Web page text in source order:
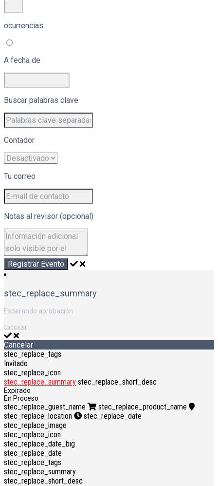
ocurrencias
A fecha de
Buscar palabras clave
Contador
Tu correo
Notas al revisor (opcional)
Registrar Evento
stec_replace_summary
Esperando aprobación
Cancelar
Cancelar
stec_replace_tags
Invitado
stec_replace_icon
stec_replace_summary stec_replace_short_desc
Expirado
En Proceso
stec_replace_guest_name
stec_replace_product_name
stec_replace_location
stec_replace_date
stec_replace_image
stec_replace_icon
stec_replace_date_big
stec_replace_date
stec_replace_tags
stec_replace_summary
stec_replace_short_desc